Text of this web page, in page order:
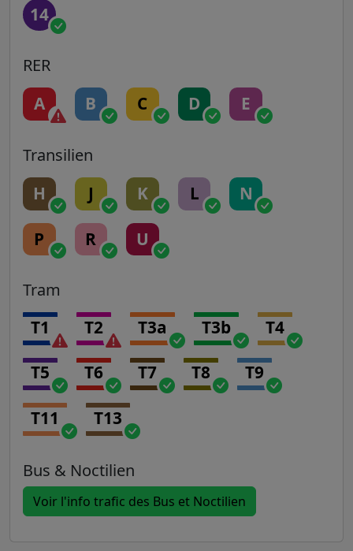
14
RER
A B C D E
Transilien
H J K L N
P R U
Tram
T1 T2 T3a T3b T4
T5 T6 T7 T8 T9
T11 T13
Bus & Noctilien
Voir l'info trafic des Bus et Noctilien